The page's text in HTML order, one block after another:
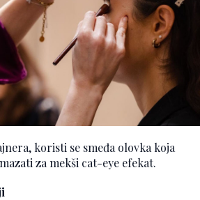
koristi se smeđa olovka koja
za mekši cat-eye efekat.